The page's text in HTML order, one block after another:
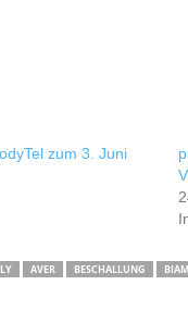
zum 3. Juni
AVER BESCHALLUNG